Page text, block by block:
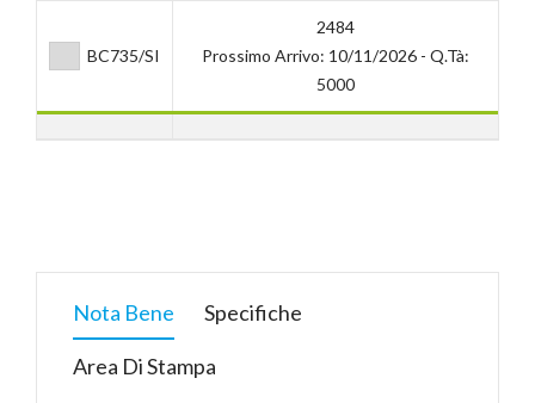
BC735/SI
2484
Prossimo Arrivo: 10/11/2026 - Q.tà:
5000
Nota Bene Specifiche
Area Di Stampa